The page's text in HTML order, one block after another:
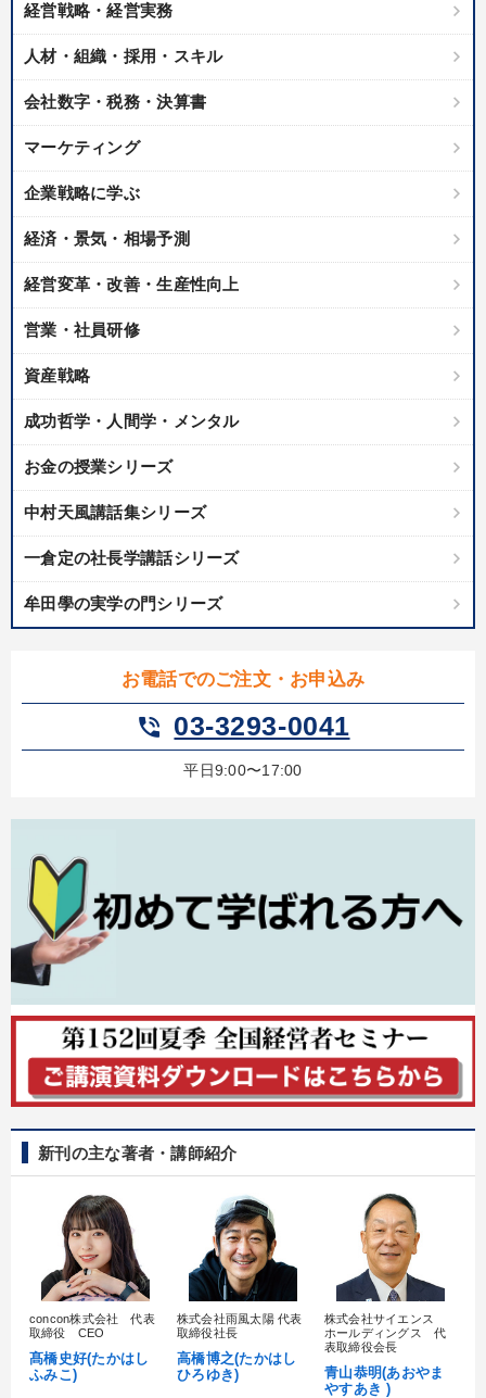
経営戦略・経営実務
人材・組織・採用・スキル
会社数字・税務・決算書
マーケティング
企業戦略に学ぶ
経済・景気・相場予測
経営変革・改善・生産性向上
営業・社員研修
資産戦略
成功哲学・人間学・メンタル
お金の授業シリーズ
中村天風講話集シリーズ
一倉定の社長学講話シリーズ
牟田學の実学の門シリーズ
お電話でのご注文・お申込み
phone_in_talk 03-3293-0041
平日9:00〜17:00
新刊の主な著者・講師紹介
concon株式会社 代表
取締役 CEO
髙橋史好(たかはし
ふみこ)
株式会社雨風太陽 代表
取締役社長
高橋博之(たかはし
ひろゆき)
株式会社サイエンス
ホールディングス 代
表取締役会長
青山恭明(あおやま
やすあき )